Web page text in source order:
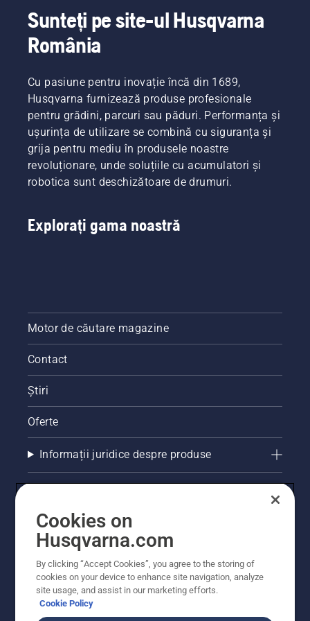
majore.
întrebări
la modul
utiliza.
Răspunsurile
vă vor
ajuta să
alegeți
dimensiunea
potrivită
și tipul
motoferăstrău.
540 XP®
XP®
Mark III.
vibrațiilor
Sunteți pe site-ul Husqvarna
România
Cu pasiune pentru inovație încă din 1689,
Husqvarna furnizează produse profesionale
pentru grădini, parcuri sau păduri. Performanța și
ușurința de utilizare se combină cu siguranța și
grija pentru mediu în produsele noastre
revoluționare, unde soluțiile cu acumulatori și
robotica sunt deschizătoare de drumuri.
Explorați gama noastră
Motor de căutare magazine
Contact
Știri
Oferte
Informații juridice despre produse
Cookies on
Husqvarna.com
By clicking “Accept Cookies”, you agree to the storing of
cookies on your device to enhance site navigation, analyze
site usage, and assist in our marketing efforts.
Cookie Policy